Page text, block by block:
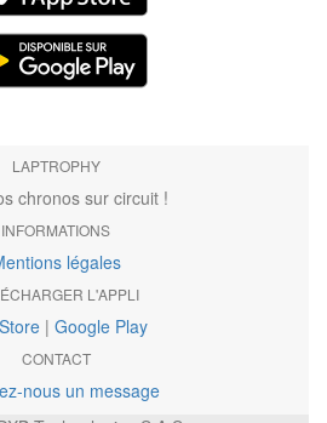
LAPTROPHY
chronos sur circuit !
INFORMATIONS
légales
L'APPLI
| Google Play
CONTACT
nous un message